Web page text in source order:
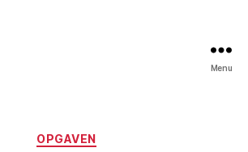
Menu
Categorieën
OPGAVEN